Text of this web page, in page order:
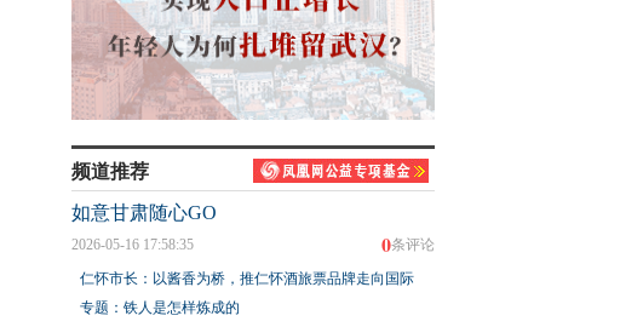
频道推荐
如意甘肃随心GO
0条评论
2026-05-16 17:58:35
仁怀市长：以酱香为桥，推仁怀酒旅票品牌走向国际
专题：铁人是怎样炼成的